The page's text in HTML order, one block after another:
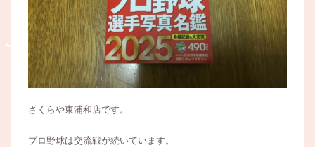
さくらや東浦和店です。
プロ野球は交流戦が続いています。